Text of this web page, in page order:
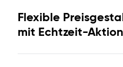
Flexible
mit Echtzeit-